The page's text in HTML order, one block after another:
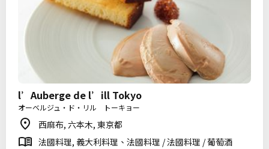
l’Auberge de l’ill Tokyo
オーベルジュ・ド・リル トーキョー
西麻布, 六本木, 東京都
法國料理, 義大利料理、法國料理 / 法國料理 / 葡萄酒